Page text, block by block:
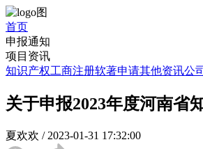
首页
申报通知
项目资讯
知识产权工商注册软著申请其他资讯公
关于申报2023年度河南省
夏欢欢 / 2023-01-31 17:32:00